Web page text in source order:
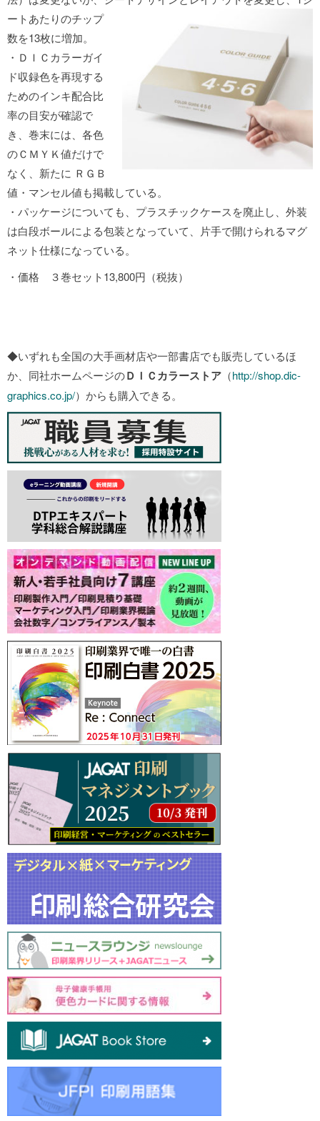
ートあたりのチップ
数を13枚に増加。
・ＤＩＣカラーガイ
ド収録色を再現する
ためのインキ配合比
率の目安が確認で
き、巻末には、各色
のＣＭＹＫ値だけで
なく、新たに ＲＧＢ
値・マンセル値も掲載している。
・パッケージについても、プラスチックケースを廃止し、外装
は白段ボールによる包装となっていて、片手で開けられるマグ
ネット仕様になっている。
・価格 ３巻セット13,800円（税抜）
◆いずれも全国の大手画材店や一部書店でも販売しているほ
か、同社ホームページのＤＩＣカラーストア （http://shop.dic-
graphics.co.jp/）からも購入できる。